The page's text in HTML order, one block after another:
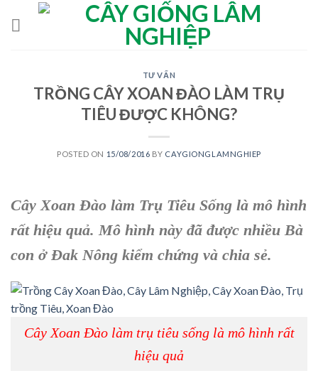
TƯ VẤN
TRỒNG CÂY XOAN ĐÀO LÀM TRỤ
TIÊU ĐƯỢC KHÔNG?
POSTED ON 15/08/2016 BY CAYGIONGLAMNGHIEP
Cây Xoan Đào làm Trụ Tiêu Sống là mô hình
rất hiệu quả. Mô hình này đã được nhiều Bà
con ở Đak Nông kiểm chứng và chia sẻ.
Cây Xoan Đào làm trụ tiêu sống là mô hình rất
hiệu quả